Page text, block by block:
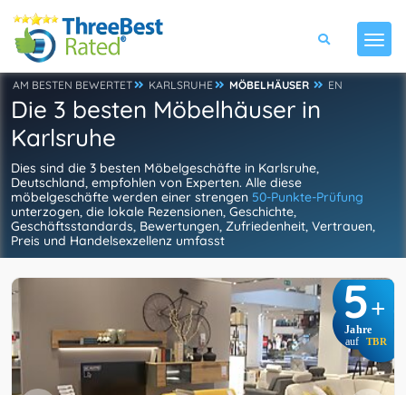
AM BESTEN BEWERTET KARLSRUHE MÖBELHÄUSER EN
Die 3 besten Möbelhäuser in
Karlsruhe
Dies sind die 3 besten Möbelgeschäfte in Karlsruhe,
Deutschland, empfohlen von Experten. Alle diese
möbelgeschäfte werden einer strengen 50-Punkte-Prüfung
unterzogen, die lokale Rezensionen, Geschichte,
Geschäftsstandards, Bewertungen, Zufriedenheit, Vertrauen,
Preis und Handelsexzellenz umfasst
5+
Jahre
auf TBR